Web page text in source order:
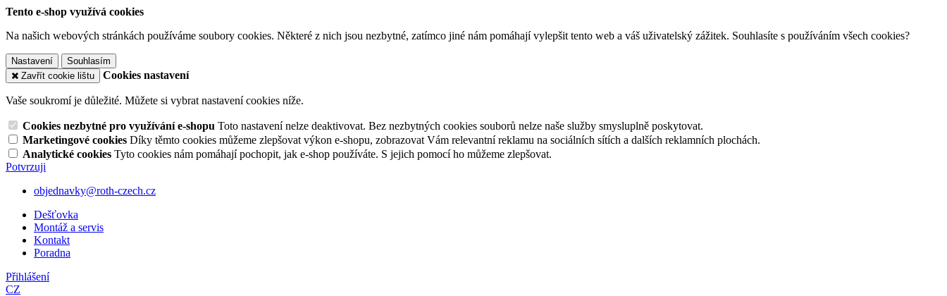
Tento e-shop využívá cookies
Na našich webových stránkách používáme soubory cookies. Některé z nich jsou nezbytné, zatímco jiné nám pomáhají vylepšit tento web a váš uživatelský zážitek. Souhlasíte s používáním všech cookies?
Nastavení
Souhlasím
Zavřít cookie lištu
Cookies nastavení
Vaše soukromí je důležité. Můžete si vybrat nastavení cookies níže.
Cookies nezbytné pro využívání e-shopu Toto nastavení nelze deaktivovat. Bez nezbytných cookies souborů nelze naše služby smysluplně poskytovat.
Marketingové cookies Díky těmto cookies můžeme zlepšovat výkon e-shopu, zobrazovat Vám relevantní reklamu na sociálních sítích a dalších reklamních plochách.
Analytické cookies Tyto cookies nám pomáhají pochopit, jak e-shop používáte. S jejich pomocí ho můžeme zlepšovat.
Potvrzuji
objednavky@roth-czech.cz
Dešťovka
Montáž a servis
Kontakt
Poradna
Přihlášení
CZ